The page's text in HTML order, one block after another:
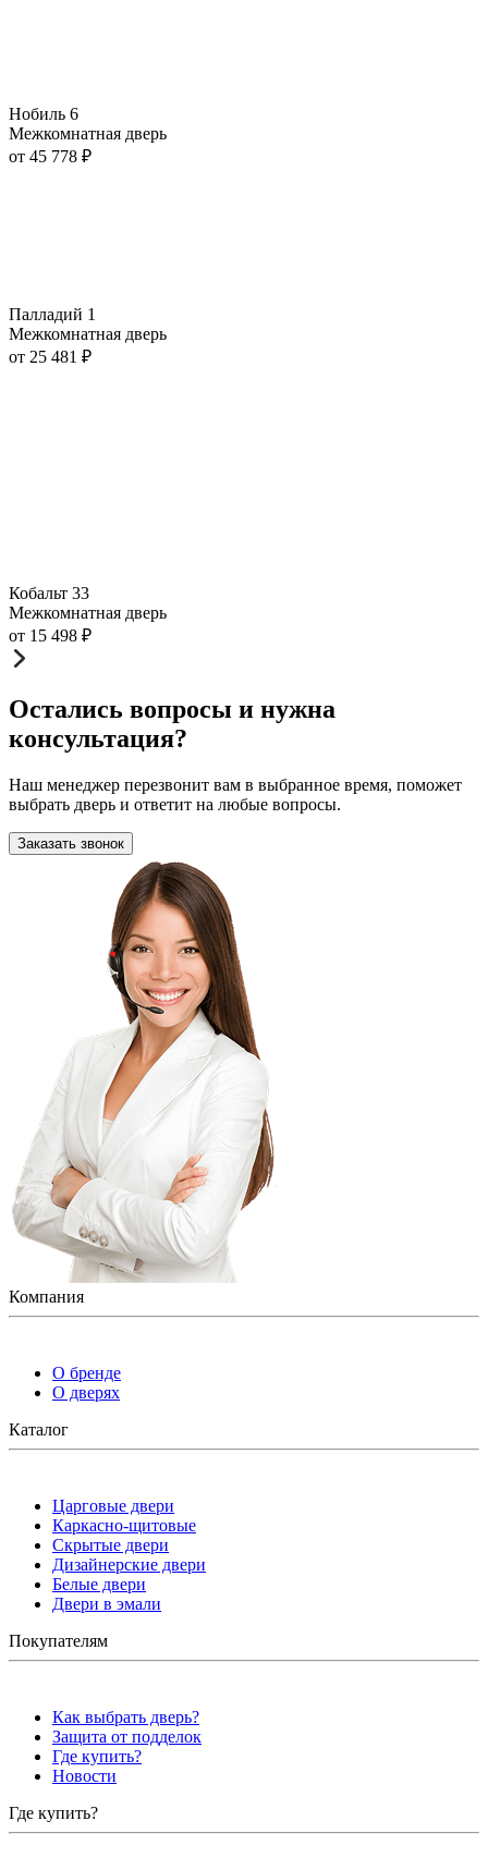
Нобиль 6
Межкомнатная дверь
от 45 778 ₽
Палладий 1
Межкомнатная дверь
от 25 481 ₽
Кобальт 33
Межкомнатная дверь
от 15 498 ₽
Остались вопросы и нужна
консультация?
Наш менеджер перезвонит вам в выбранное время, поможет
выбрать дверь и ответит на любые вопросы.
Заказать звонок
Компания
О бренде
О дверях
Каталог
Царговые двери
Каркасно-щитовые
Скрытые двери
Дизайнерские двери
Белые двери
Двери в эмали
Покупателям
Как выбрать дверь?
Защита от подделок
Где купить?
Новости
Где купить?